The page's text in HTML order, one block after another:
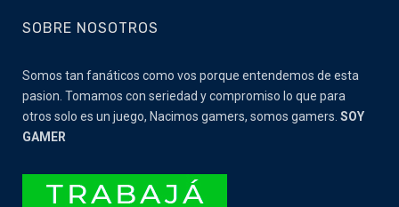
SOBRE NOSOTROS
Somos tan fanáticos como vos porque entendemos de esta
pasion. Tomamos con seriedad y compromiso lo que para
otros solo es un juego, Nacimos gamers, somos gamers. SOY
GAMER